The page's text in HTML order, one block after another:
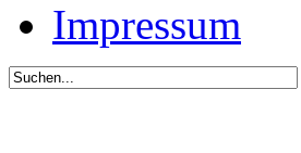
Impressum